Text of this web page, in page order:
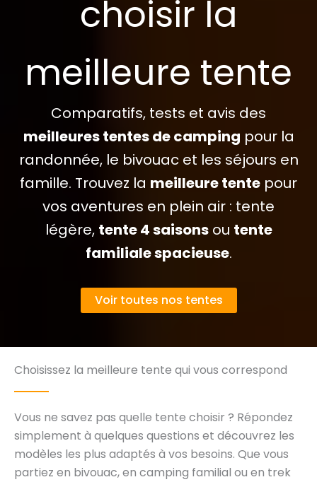
choisir la
meilleure tente
Comparatifs, tests et avis des
meilleures tentes de camping pour la
randonnée, le bivouac et les séjours en
famille. Trouvez la meilleure tente pour
vos aventures en plein air : tente
légère, tente 4 saisonsou tente
familiale spacieuse.
Voir toutes nos tentes
Choisissez la meilleure tente qui vous correspond
Vous ne savez pas quelle tente choisir ? Répondez
simplement à quelques questions et découvrez les
modèles les plus adaptés à vos besoins. Que vous
partiez en bivouac, en camping familial ou en trek